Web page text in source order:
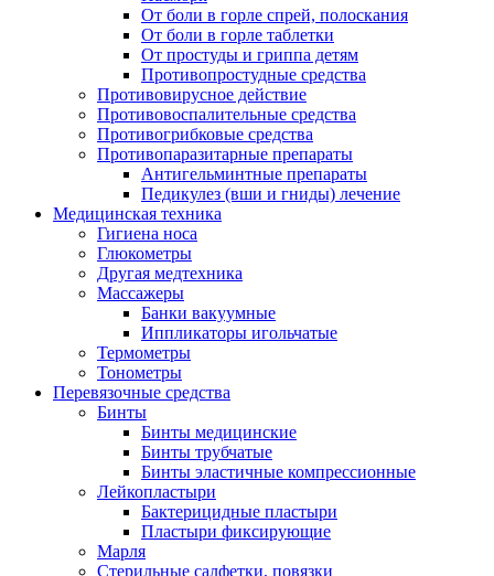
От боли в горле спрей, полоскания
От боли в горле таблетки
От простуды и гриппа детям
Противопростудные средства
Противовирусное действие
Противовоспалительные средства
Противогрибковые средства
Противопаразитарные препараты
Антигельминтные препараты
Педикулез (вши и гниды) лечение
Медицинская техника
Гигиена носа
Глюкометры
Другая медтехника
Массажеры
Банки вакуумные
Иппликаторы игольчатые
Термометры
Тонометры
Перевязочные средства
Бинты
Бинты медицинские
Бинты трубчатые
Бинты эластичные компрессионные
Лейкопластыри
Бактерицидные пластыри
Пластыри фиксирующие
Марля
Стерильные салфетки, повязки